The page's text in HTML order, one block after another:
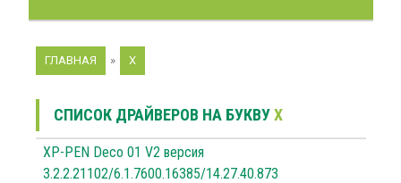
ГЛАВНАЯ » X
СПИСОК ДРАЙВЕРОВ НА БУКВУX
XP-PEN Deco 01 V2 версия
3.2.2.21102/6.1.7600.16385/14.27.40.873